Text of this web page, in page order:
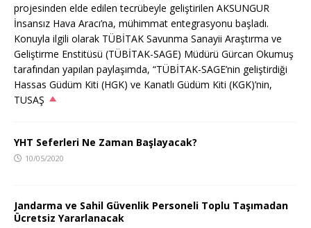
projesinden elde edilen tecrübeyle geliştirilen AKSUNGUR
İnsansız Hava Aracı’na, mühimmat entegrasyonu başladı.
Konuyla ilgili olarak TÜBİTAK Savunma Sanayii Araştırma ve
Geliştirme Enstitüsü (TÜBİTAK-SAGE) Müdürü Gürcan Okumuş
tarafından yapılan paylaşımda, “TÜBİTAK-SAGE’nin geliştirdiği
Hassas Güdüm Kiti (HGK) ve Kanatlı Güdüm Kiti (KGK)’nin,
TUSAŞ
YHT Seferleri Ne Zaman Başlayacak?
10/05/2020
Jandarma ve Sahil Güvenlik Personeli Toplu Taşımadan
Ücretsiz Yararlanacak